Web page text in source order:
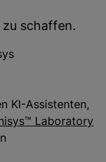
zu schaffen.
KI-Assistenten,
Laboratory